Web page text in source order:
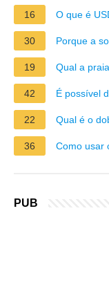
16 O que é
30 Porque a
19 Qual a
42 É possível
22 Qual é o
36 Como usar
PUB